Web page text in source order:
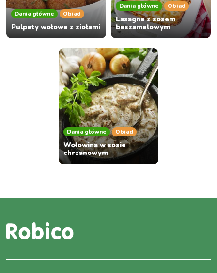
Dania główne Obiad
Pulpety wołowe z ziołami
Dania główne Obiad
Lasagne z sosem
beszamelowym
Dania główne Obiad
Wołowina w sosie
chrzanowym